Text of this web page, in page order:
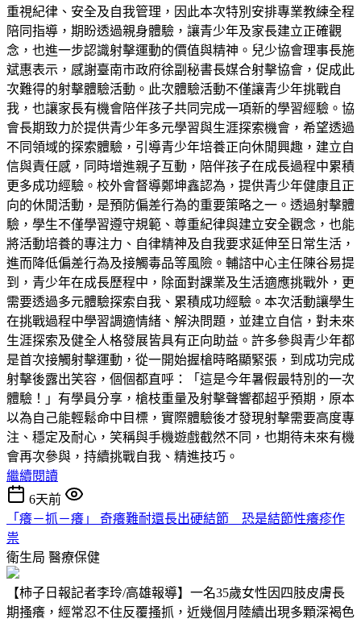
重視紀律、安全及自我管理，因此本次特別安排專業教練全程
陪同指導，期盼透過親身體驗，讓青少年及家長建立正確觀
念，也進一步認識射擊運動的價值與精神。兒少協會理事長施
斌惠表示，感謝臺南市政府徐副秘書長媒合射擊協會，促成此
次難得的射擊體驗活動。此次體驗活動不僅讓青少年挑戰自
我，也讓家長有機會陪伴孩子共同完成一項新的學習經驗。協
會長期致力於提供青少年多元學習與生涯探索機會，希望透過
不同領域的探索體驗，引導青少年培養正向休閒興趣，建立自
信與責任感，同時增進親子互動，陪伴孩子在成長過程中累積
更多成功經驗。校外會督導鄭坤鑫認為，提供青少年健康且正
向的休閒活動，是預防偏差行為的重要策略之一。透過射擊體
驗，學生不僅學習遵守規範、尊重紀律與建立安全觀念，也能
將活動培養的專注力、自律精神及自我要求延伸至日常生活，
進而降低偏差行為及接觸毒品等風險。輔諮中心主任陳谷易提
到，青少年在成長歷程中，除面對課業及生活適應挑戰外，更
需要透過多元體驗探索自我、累積成功經驗。本次活動讓學生
在挑戰過程中學習調適情緒、解決問題，並建立自信，對未來
生涯探索及健全人格發展皆具有正向助益。許多參與青少年都
是首次接觸射擊運動，從一開始握槍時略顯緊張，到成功完成
射擊後露出笑容，個個都直呼：「這是今年暑假最特別的一次
體驗！」有學員分享，槍枝重量及射擊聲響都超乎預期，原本
以為自己能輕鬆命中目標，實際體驗後才發現射擊需要高度專
注、穩定及耐心，笑稱與手機遊戲截然不同，也期待未來有機
會再次參與，持續挑戰自我、精進技巧。
繼續閱讀
6天前
「癢－抓－癢」 奇癢難耐還長出硬結節 恐是結節性癢疹作
祟
衛生局 醫療保健
【柿子日報記者李玲/高雄報導】一名35歲女性因四肢皮膚長
期搔癢，經常忍不住反覆搔抓，近幾個月陸續出現多顆深褐色